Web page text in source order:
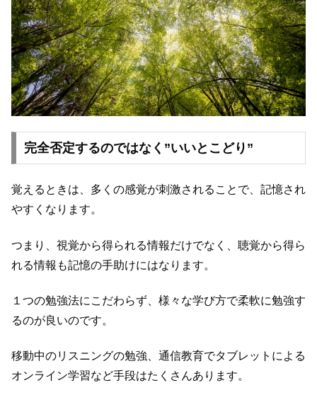
完全否定するのではなく”いいとこどり”
覚えるときは、多くの感覚が刺激されることで、記憶され
やすくなります。
つまり、視覚から得られる情報だけでなく、聴覚から得ら
れる情報も記憶の手助けにはなります。
１つの勉強法にこだわらず、様々な学び方で柔軟に勉強す
るのが良いのです。
移動中のリスニングの勉強、通信教育でタブレットによる
オンライン学習など手段はたくさんあります。